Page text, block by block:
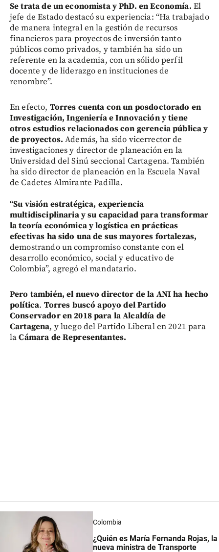
Se trata de un economista y PhD. en Economía. El
jefe de Estado destacó su experiencia: “Ha trabajado
de manera integral en la gestión de recursos
financieros para proyectos de inversión tanto
públicos como privados, y también ha sido un
referente en la academia, con un sólido perfil
docente y de liderazgo en instituciones de
renombre”.
En efecto, Torres cuenta con un posdoctorado en
Investigación, Ingeniería e Innovación y tiene
otros estudios relacionados con gerencia pública y
de proyectos. Además, ha sido vicerrector de
investigaciones y director de planeación en la
Universidad del Sinú seccional Cartagena. También
ha sido director de planeación en la Escuela Naval
de Cadetes Almirante Padilla.
“Su visión estratégica, experiencia
multidisciplinaria y su capacidad para transformar
la teoría económica y logística en prácticas
efectivas ha sido una de sus mayores fortalezas,
demostrando un compromiso constante con el
desarrollo económico, social y educativo de
Colombia”, agregó el mandatario.
Pero también, el nuevo director de la ANI ha hecho
política. Torres buscó apoyo del Partido
Conservador en 2018 para la Alcaldía de
Cartagena, y luego del Partido Liberal en 2021 para
laCámara de Representantes.
Colombia
¿Quién es María Fernanda Rojas, la
nueva ministra de Transporte